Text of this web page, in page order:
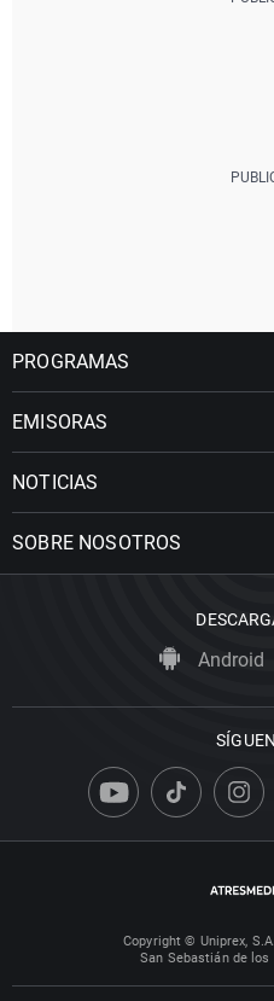
PROGRAMAS
EMISORAS
NOTICIAS
SOBRE NOSOTROS
Android
Copyright © Uniprex,
San Sebastián de los